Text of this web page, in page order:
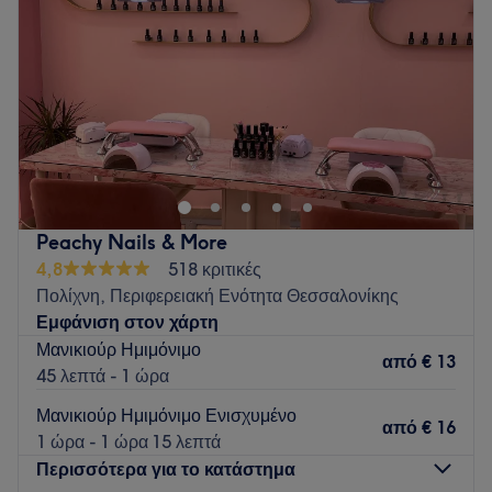
Παρασκευή
10:00
–16:00
✨ Be Beauty Panda – Ο χώρος που η φροντίδα συναντά
την ομορφιά! ✨ Στο ινστιτούτο αισθητικής μας θα βρεις ένα
ζεστό και χαλαρωτικό περιβάλλον, ιδανικό για να αφιερώσεις
χρόνο στον εαυτό σου. Προσφέρουμε ολοκληρωμένες
υπηρεσίες περιποίησης προσώπου και σώματος,
αποτρίχωσης και εξειδικευμένες θεραπείες, με στόχο να
αναδείξουμε τη φυσική σου ομορφιά,χρησιμοποιώντας
επαγγελματικά προιόντα υψηλής ποιότητας.
Go to venue
Peachy Nails & More
4,8
518 κριτικές
Πολίχνη, Περιφερειακή Ενότητα Θεσσαλονίκης
Εμφάνιση στον χάρτη
Μανικιούρ Ημιμόνιμο
45 λεπτά - 1 ώρα
από € 13
Μανικιούρ Ημιμόνιμο Ενισχυμένο
1 ώρα - 1 ώρα 15 λεπτά
από € 16
Περισσότερα για το κατάστημα